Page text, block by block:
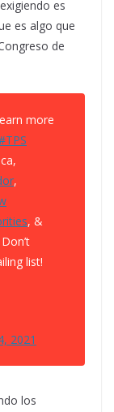
es
es algo que
de
more
,
, &
Don’t
list!
2021
los